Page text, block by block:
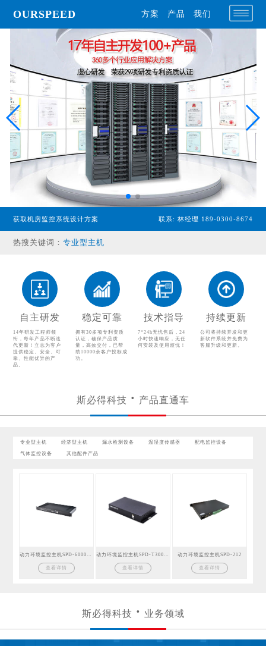
OURSPEED 方案 产品 我们
获取机房监控系统设计方案 联系: 林经理 189-0300-8674
热搜关键词：专业型主机
漏水检测设备
温湿度传感器
配电监控设备
气体监控设备
其他配件产品
自主研发
14年研发工程师领
衔，每年产品不断迭
代更新！立志为客户
提供稳定、安全、可
靠、性能优异的产
品。
稳定可靠
拥有30多项专利资质
认证，确保产品质
量，高效交付，已帮
助10000余客户投标成
功。
技术指导
7*24h无忧售后，24
小时快速响应，无任
何安装及使用烦忧！
持续更新
公司将持续开发和更
新软件系统并免费为
客服升级和更新。
斯必得科技 产品直通车
专业型主机 经济型主机 漏水检测设备 温湿度传感器 配电监控设备
气体监控设备 其他配件产品
查看详情 查看详情
动力环境监控主机SPD-212
查看详情
斯必得科技 业务领域